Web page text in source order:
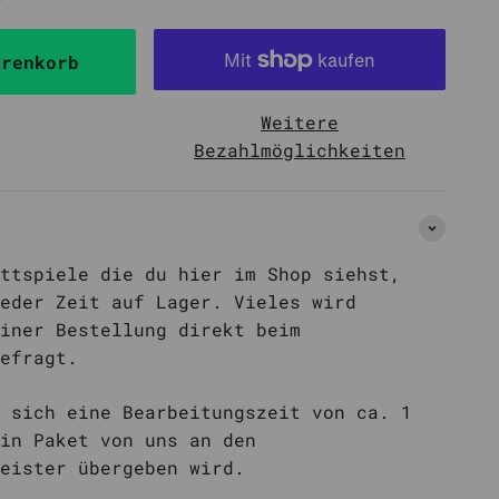
43
Matt Value Pack
Alle Sleeves
Weitere
Bezahlmöglichkeiten
die du hier im Shop siehst,
Zeit auf Lager. Vieles wird
Bestellung direkt beim
sich eine Bearbeitungszeit von ca. 1
Paket von uns an den
übergeben wird.